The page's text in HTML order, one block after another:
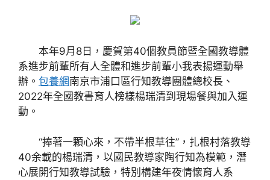
本年9月8日，慶賀第40個教員節暨全國教導體
系進步前輩所有人全體和進步前輩小我表揚運動舉
辦。 包養網南京市浦口區行知教導團體總校長、
2022年全國教書育人榜樣楊瑞清到現場餐與加入運
動。
“捧著一顆心來，不帶半根草往”，扎根村落教導
40余載的楊瑞清，以國民教導家陶行知為模範，潛
心展開行知教導試驗，特別構建年夜情懷育人系